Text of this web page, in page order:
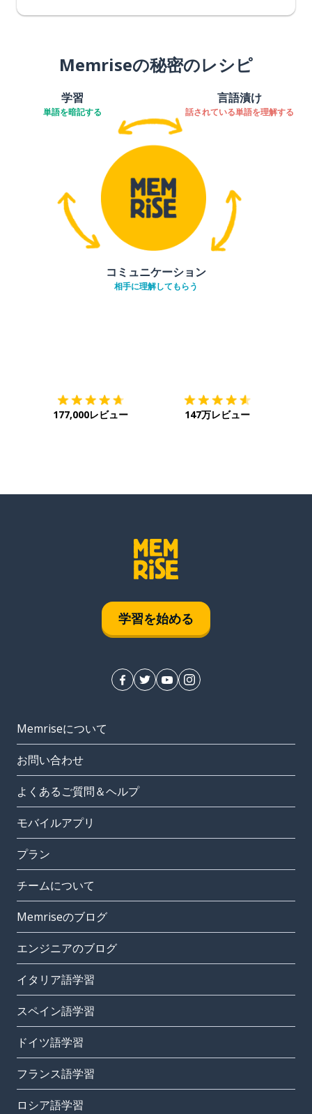
Memriseの秘密のレシピ
学習
単語を暗記する
言語漬け
話されている単語を理解する
コミュニケーション
相手に理解してもらう
177,000レビュー 147万レビュー
学習を始める
Memriseについて
お問い合わせ
よくあるご質問＆ヘルプ
モバイルアプリ
プラン
チームについて
Memriseのブログ
エンジニアのブログ
イタリア語学習
スペイン語学習
ドイツ語学習
フランス語学習
ロシア語学習